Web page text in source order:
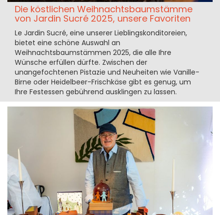
Die köstlichen Weihnachtsbaumstämme
von Jardin Sucré 2025, unsere Favoriten
Le Jardin Sucré, eine unserer Lieblingskonditoreien,
bietet eine schöne Auswahl an
Weihnachtsbaumstämmen 2025, die alle Ihre
Wünsche erfüllen dürfte. Zwischen der
unangefochtenen Pistazie und Neuheiten wie Vanille-
Birne oder Heidelbeer-Frischkäse gibt es genug, um
Ihre Festessen gebührend ausklingen zu lassen.